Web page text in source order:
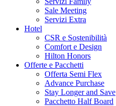
Sale Meeting
Servizi Extra
Hotel
CSR e Sostenibilità
Comfort e Design
Hilton Honors
Offerte e Pacchetti
Offerta Semi Flex
Advance Purchase
Stay Longer and Save
Pacchetto Half Board